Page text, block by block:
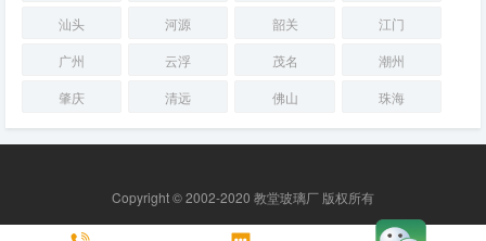
汕头
河源 韶关
江门
广州
云浮 茂名
潮州
肇庆
清远 佛山 珠海
Copyright © 2002-2020 教堂玻璃厂 版权所有
网站RSS|网站地图